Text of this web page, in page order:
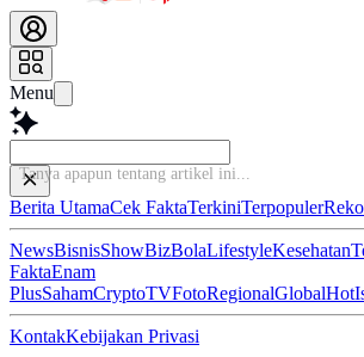
Menu
Tanya apapun tentang ar
Berita UtamaCek FaktaTerkiniTerpopuler
NewsBisnisShowBizBolaLifestyleKesehatan
FaktaEnam
PlusSahamCryptoTVFotoRegionalGlobalHot
KontakKebijakan Privasi